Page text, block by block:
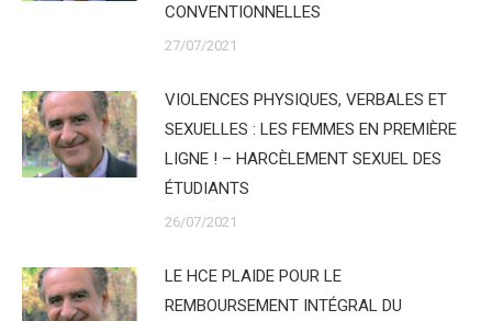
CONVENTIONNELLES
27/07/2021
VIOLENCES PHYSIQUES, VERBALES ET
SEXUELLES : LES FEMMES EN PREMIÈRE
LIGNE ! – HARCÈLEMENT SEXUEL DES
ÉTUDIANTS
26/07/2021
LE HCE PLAIDE POUR LE
REMBOURSEMENT INTÉGRAL DU